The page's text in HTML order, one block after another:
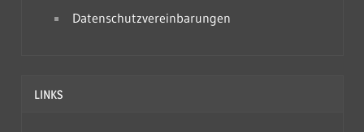
Datenschutzvereinbarungen
LINKS